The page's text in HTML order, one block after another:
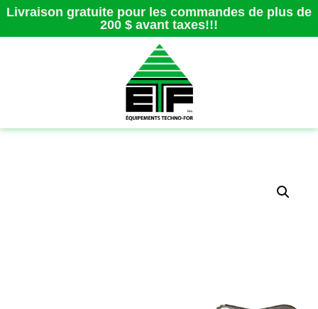
Livraison gratuite pour les commandes de plus de
200 $ avant taxes!!!